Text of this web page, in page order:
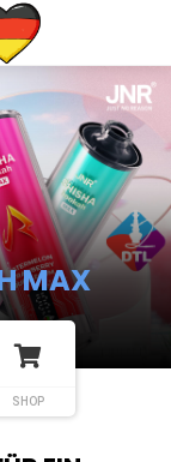
MAX
SHOP